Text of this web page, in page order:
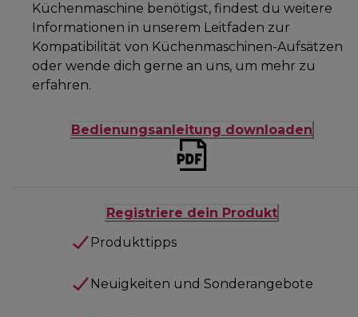
Küchenmaschine benötigst, findest du weitere
Informationen in unserem Leitfaden zur
Kompatibilität von Küchenmaschinen-Aufsätzen
oder wende dich gerne an uns, um mehr zu
erfahren.
Bedienungsanleitung downloaden
Registriere dein Produkt
Produkttipps
Neuigkeiten und Sonderangebote